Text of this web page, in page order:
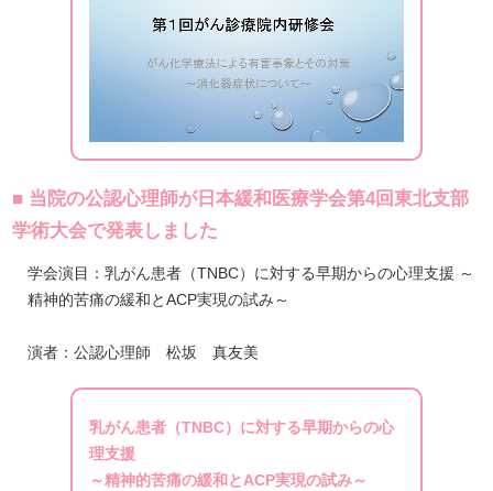
■ 当院の公認心理師が日本緩和医療学会第4回東北支部
学術大会で発表しました
学会演目：乳がん患者（TNBC）に対する早期からの心理支援 ～
精神的苦痛の緩和とACP実現の試み～
演者：公認心理師 松坂 真友美
乳がん患者（TNBC）に対する早期からの心
理支援
～精神的苦痛の緩和とACP実現の試み～